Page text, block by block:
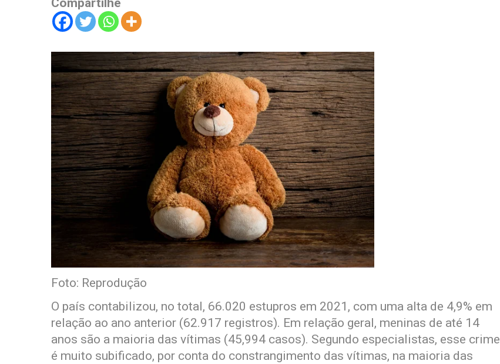
Compartilhe
Foto: Reprodução
O país contabilizou, no total, 66.020 estupros em 2021, com uma alta de 4,9% em
relação ao ano anterior (62.917 registros). Em relação geral, meninas de até 14
anos são a maioria das vítimas (45,994 casos). Segundo especialistas, esse crime
é muito subificado, por conta do constrangimento das vítimas, na maioria das